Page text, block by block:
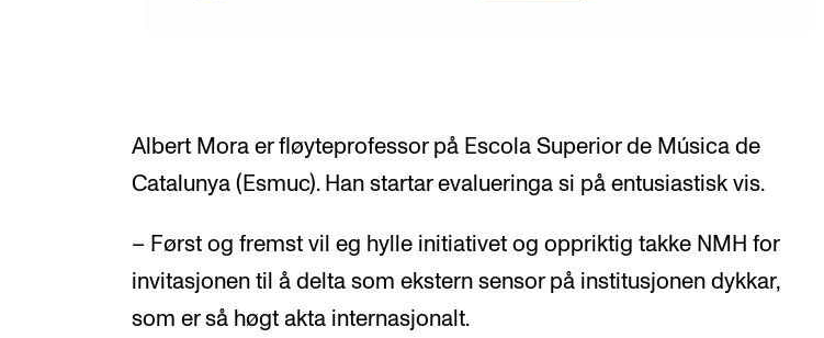
Albert Mora er fløyteprofessor på Escola Superior de Música de
Catalunya (Esmuc). Han startar evalueringa si på entusiastisk vis.
– Først og fremst vil eg hylle initiativet og oppriktig takke NMH for
invitasjonen til å delta som ekstern sensor på institusjonen dykkar,
som er så høgt akta internasjonalt.